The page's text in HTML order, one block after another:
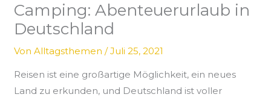
Camping: Abenteuerurlaub in
Deutschland
VonAlltagsthemen/Juli 25, 2021
Reisen ist eine großartige Möglichkeit, ein neues
Land zu erkunden, und Deutschland ist voller